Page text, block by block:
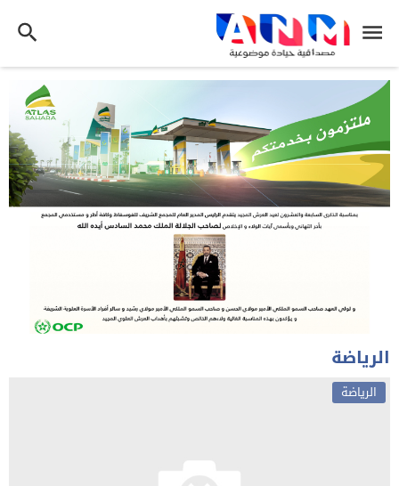
الرياضة
الرياضة